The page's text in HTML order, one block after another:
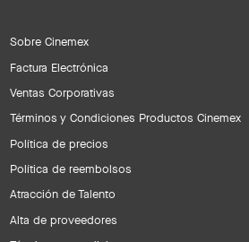
Sobre Cinemex
Factura Electrónica
Ventas Corporativas
Términos y Condiciones Productos Cinemex
Política de precios
Política de reembolsos
Atracción de Talento
Alta de proveedores